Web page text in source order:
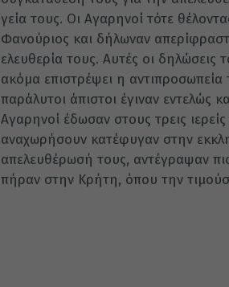
γεία τους. Οι Αγαρηνοί τότε
Φανούριος και δήλωναν
ελευ­θερία τους. Αυτές οι δηλώσεις
ακόμα επιστρέψει η
παράλυτοι άπιστοι έγιναν εντελώς
Αγαρηνοί έδωσαν στους τρεις
αναχωρή­σουν κατέφυγαν στην
απελευθέ­ρωσή τους, αντέγραψαν
πήραν στην Κρήτη, όπου την